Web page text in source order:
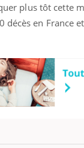
plus tôt cette
décès en France